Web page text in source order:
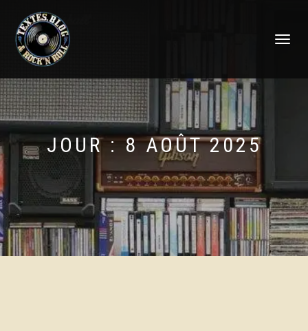
DÉPLIER
JOUR :8 AOÛT 2025